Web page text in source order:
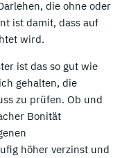
die ohne oder
ist damit, dass auf
wird.
ist das so gut wie
gehalten, die
zu prüfen. Ob und
Bonität
höher verzinst und